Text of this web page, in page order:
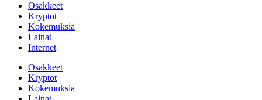
Osakkeet
Kryptot
Kokemuksia
Lainat
Internet
Osakkeet
Kryptot
Kokemuksia